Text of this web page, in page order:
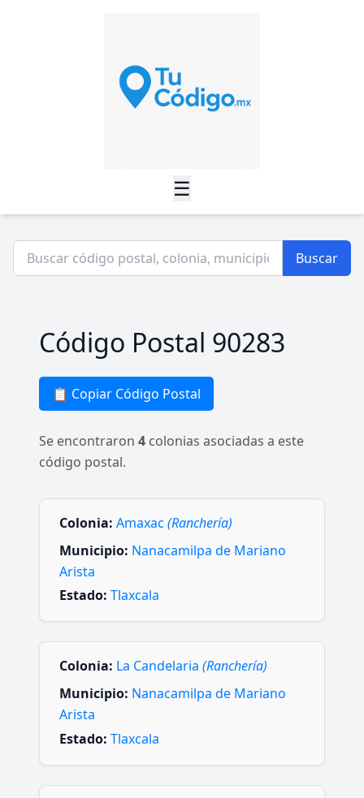
☰
Buscar
Código Postal 90283
📋 Copiar Código Postal
Se encontraron 4 colonias asociadas a este
código postal.
Colonia: Amaxac (Ranchería)
Municipio: Nanacamilpa de Mariano
Arista
Estado: Tlaxcala
Colonia: La Candelaria (Ranchería)
Municipio: Nanacamilpa de Mariano
Arista
Estado: Tlaxcala